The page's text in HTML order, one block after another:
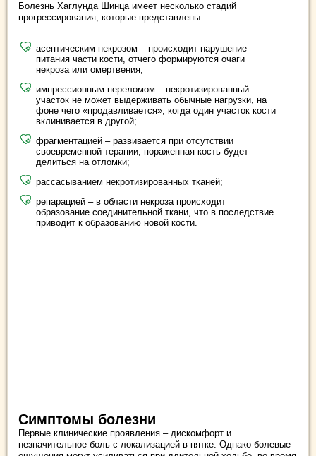
Болезнь Хаглунда Шинца имеет несколько стадий
прогрессирования, которые представлены:
асептическим некрозом – происходит нарушение
питания части кости, отчего формируются очаги
некроза или омертвения;
импрессионным переломом – некротизированный
участок не может выдерживать обычные нагрузки, на
фоне чего «продавливается», когда один участок кости
вклинивается в другой;
фрагментацией – развивается при отсутствии
своевременной терапии, пораженная кость будет
делиться на отломки;
рассасыванием некротизированных тканей;
репарацией – в области некроза происходит
образование соединительной ткани, что в последствие
приводит к образованию новой кости.
Симптомы болезни
Первые клинические проявления – дискомфорт и
незначительное боль с локализацией в пятке. Однако болевые